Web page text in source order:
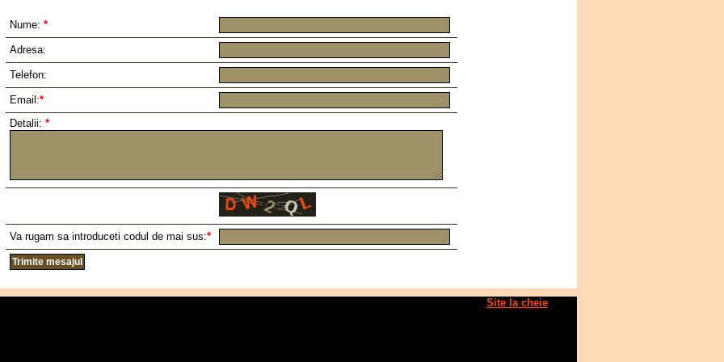
Nume: *
Adresa:
Telefon:
Email:*
Detalii: *
Va rugam sa introduceti codul de mai sus:*
Site la cheie